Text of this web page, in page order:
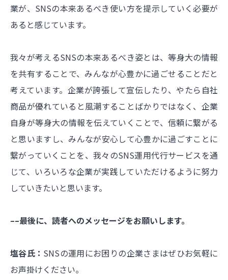
業が、SNSの本来あるべき使い方を提示していく必要が
あると感じています。
我々が考えるSNSの本来あるべき姿とは、等身大の情報
を共有することで、みんなが心豊かに過ごせることだと
考えています。企業が誇張して宣伝したり、やたら自社
商品が優れていると風潮することばかりではなく、企業
自身が等身大の情報を伝えていくことで、信頼に繋がる
と思いますし、みんなが安心して心豊かに過ごすことに
繋がっていくことを、我々のSNS運用代行サービスを通
じて、いろいろな企業が実践していただけるように努力
していきたいと思います。
––最後に、読者へのメッセージをお願いします。
塩谷氏： SNSの運用にお困りの企業さまはぜひお気軽に
お声掛けください。